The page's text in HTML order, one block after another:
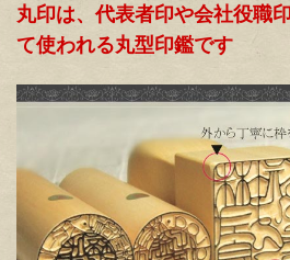
丸印は、代表者印や会社役職
て使われる丸型印鑑です